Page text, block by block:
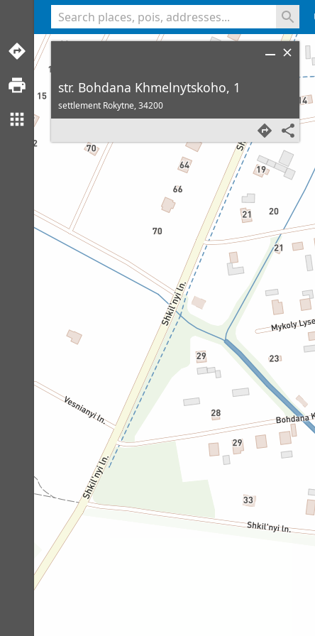
str. Bohdana Khmelnytskoho, 1
settlement Rokytne,34200
<% console.log(hcard) %>